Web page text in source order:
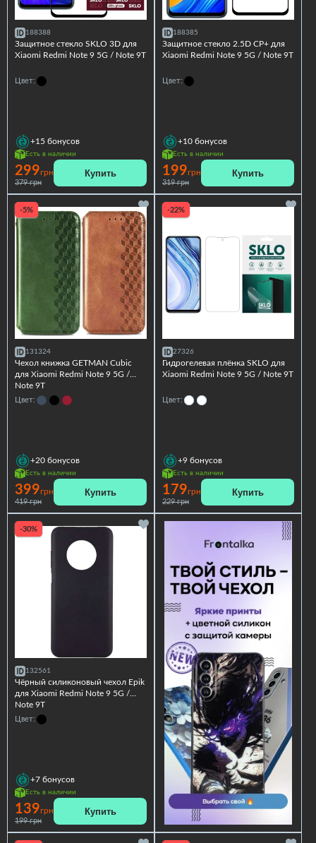
188388
Защитное стекло SKLO 3D для
Xiaomi Redmi Note 9 5G / Note 9T
Цвет:
+15 бонусов
Есть в наличии
299грн
379 грн
Купить
188385
Защитное стекло 2.5D CP+ для
Xiaomi Redmi Note 9 5G / Note 9T
Цвет:
+10 бонусов
Есть в наличии
199грн
319 грн
Купить
-5%
131324
Чехол книжка GETMAN Cubic
для Xiaomi Redmi Note 9 5G /
Note 9T
Цвет:
+20 бонусов
Есть в наличии
399грн
419 грн
Купить
-22%
27326
Гидрогелевая плёнка SKLO для
Xiaomi Redmi Note 9 5G / Note 9T
Цвет:
+9 бонусов
Есть в наличии
179грн
229 грн
Купить
-30%
132561
Чёрный силиконовый чехол Epik
для Xiaomi Redmi Note 9 5G /
Note 9T
Цвет:
+7 бонусов
Есть в наличии
139грн
199 грн
Купить